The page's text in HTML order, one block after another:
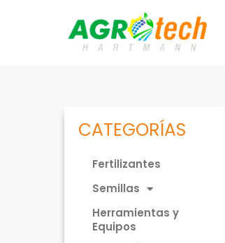
CATEGORÍAS
Fertilizantes
Semillas
Herramientas y
Equipos